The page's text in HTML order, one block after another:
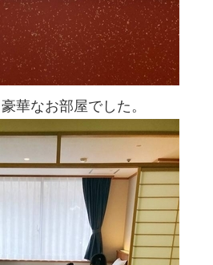
華なお部屋でした。